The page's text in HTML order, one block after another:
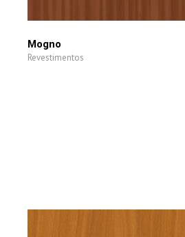
Mogno
Revestimentos